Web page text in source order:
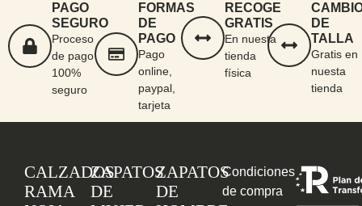
PAGO
SEGURO
Proceso
de pago
100%
seguro
FORMAS
DE
PAGO
Pago
online,
paypal,
tarjeta
RECOGE
GRATIS
En nuesta
tienda
física
DE
TALLA
Gratis en
nuesta
tienda
CALZADOS
RAMA
ZAPATOS
DE
ZAPATOS
DE
Condiciones
de compra